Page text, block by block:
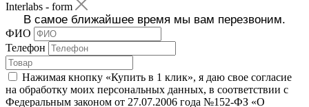
Interlabs - form
В самое ближайшее время мы вам перезвоним.
ФИО
Телефон
Нажимая кнопку «Купить в 1 клик», я даю свое согласие
на обработку моих персональных данных, в соответствии с
Федеральным законом от 27.07.2006 года №152-ФЗ «О